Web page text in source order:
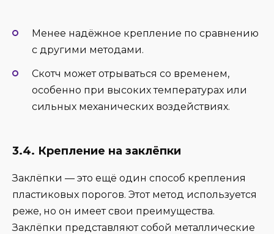
Менее надёжное крепление по сравнению
с другими методами.
Скотч может отрываться со временем,
особенно при высоких температурах или
сильных механических воздействиях.
3.4. Крепление на заклёпки
Заклёпки — это ещё один способ крепления
пластиковых порогов. Этот метод используется
реже, но он имеет свои преимущества.
Заклёпки представляют собой металлические